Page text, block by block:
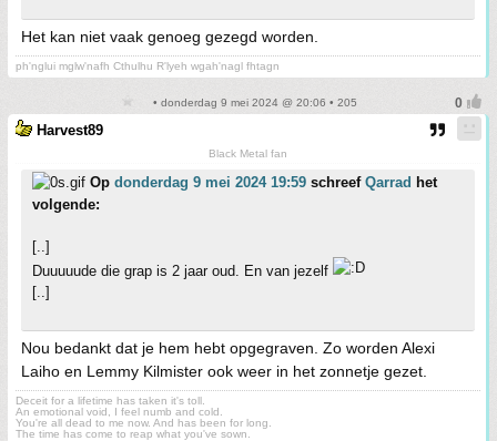
Het kan niet vaak genoeg gezegd worden.
ph'nglui mglw'nafh Cthulhu R'lyeh wgah'nagl fhtagn
• donderdag 9 mei 2024 @ 20:06 • 205
Harvest89
Black Metal fan
Op donderdag 9 mei 2024 19:59 schreef Qarrad het
volgende:
[..]
Duuuuude die grap is 2 jaar oud. En van jezelf
[..]
Nou bedankt dat je hem hebt opgegraven. Zo worden Alexi
Laiho en Lemmy Kilmister ook weer in het zonnetje gezet.
Deceit for a lifetime has taken it's toll.
An emotional void, I feel numb and cold.
You're all dead to me now. And has been for long.
The time has come to reap what you've sown.